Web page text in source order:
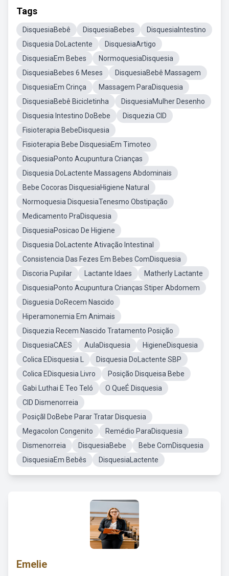
Tags
DisquesiaBebê DisquesiaBebes
DisquesiaIntestino
Disquesia DoLactente
DisquesiaArtigo
DisquesiaEm Bebes
NormoquesiaDisquesia
DisquesiaBebes 6 Meses
DisquesiaBebê Massagem
DisquesiaEm Crinça
Massagem ParaDisquesia
DisquesiaBebê Bicicletinha
DisquesiaMulher Desenho
Disquesia Intestino DoBebe
Disquezia CID
Fisioterapia BebeDisquesia
Fisioterapia Bebe DisquesiaEm Timoteo
DisquesiaPonto Acupuntura Crianças
Disquesia DoLactente Massagens Abdominais
Bebe Cocoras DisquesiaHigiene Natural
Normoquesia DisquesiaTenesmo Obstipação
Medicamento PraDisquesia
DisquesiaPosicao De Higiene
Disquesia DoLactente Ativação Intestinal
Consistencia Das Fezes Em Bebes ComDisquesia
Discoria Pupilar
Lactante Idaes
Matherly Lactante
DisquesiaPonto Acupuntura Crianças Stiper Abdomem
Disguesia DoRecem Nascido
Hiperamonemia Em Animais
Disquezia Recem Nascido Tratamento Posição
DisquesiaCAES
AulaDisquesia
HigieneDisquesia
Colica EDisquesia L
Disquesia DoLactente SBP
Colica EDisquesia Livro
Posição Disqueisa Bebe
Gabi Luthai E Teo Teló
O QueÉ Disquesia
CID Dismenorreia
Posiçãl DoBebe Parar Tratar Disquesia
Megacolon Congenito
Remédio ParaDisquesia
Dismenorreia
DisquesiaBebe
Bebe ComDisquesia
DisquesiaEm Bebês
DisquesiaLactente
Emelie